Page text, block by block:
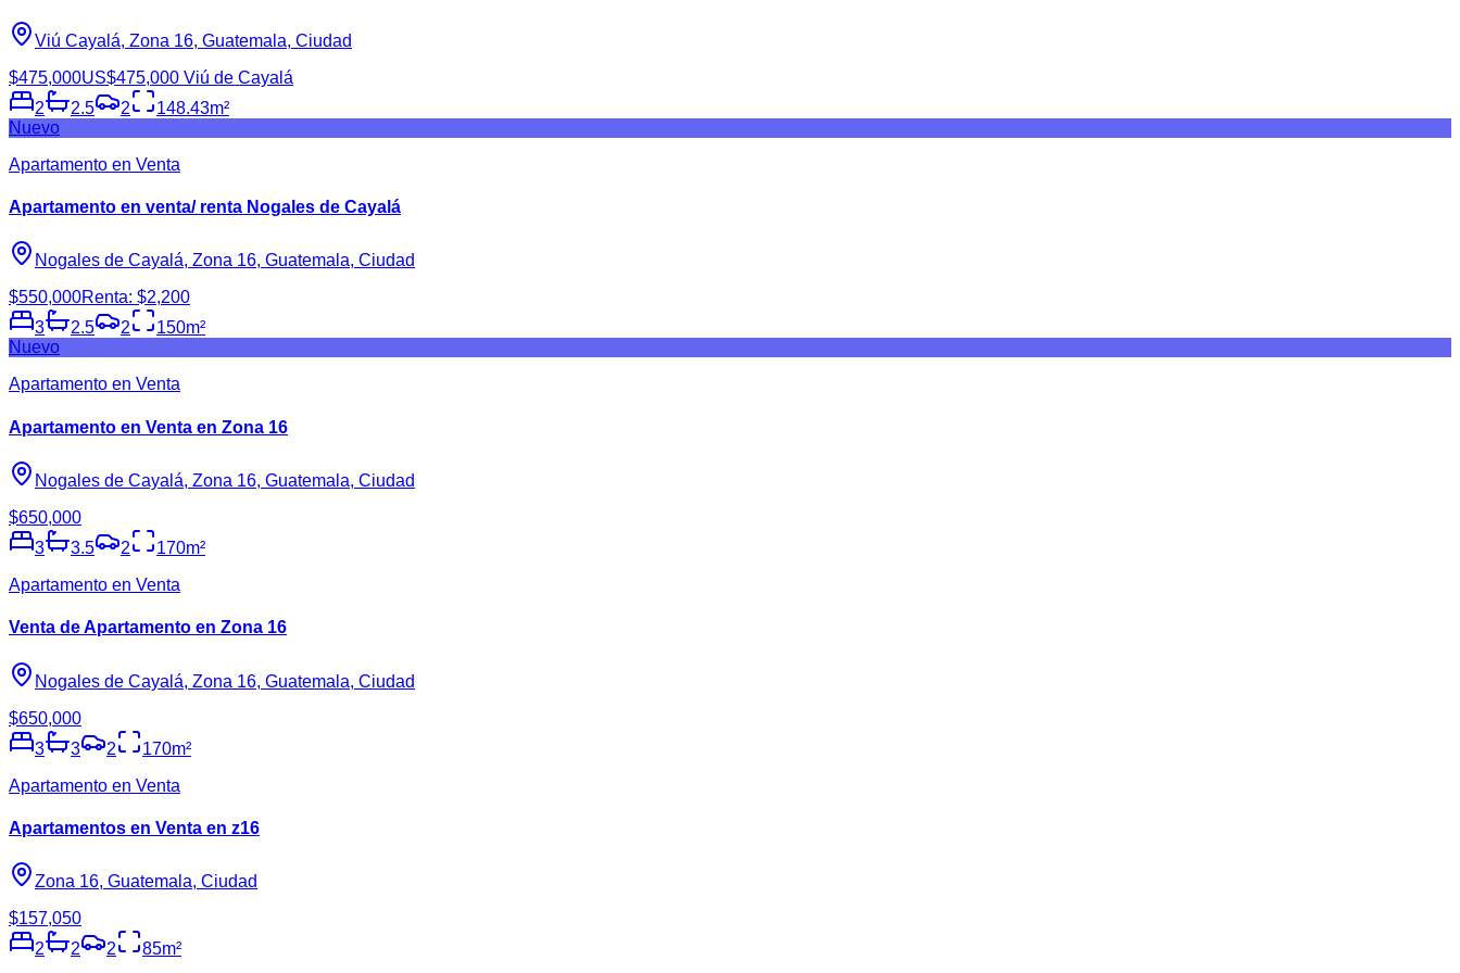
Viú Cayalá, Zona 16, Guatemala, Ciudad
$475,000US$475,000 Viú de Cayalá
2
2.5 2 148.43m²
Nuevo
Apartamento en Venta
Apartamento en venta/ renta Nogales de Cayalá
Nogales de Cayalá, Zona 16, Guatemala, Ciudad
$550,000Renta: $2,200
3
2.5 2 150m²
Nuevo
Apartamento en Venta
Apartamento en Venta en Zona 16
Nogales de Cayalá, Zona 16, Guatemala, Ciudad
$650,000
3
3.5 2 170m²
Apartamento en Venta
Venta de Apartamento en Zona 16
Nogales de Cayalá, Zona 16, Guatemala, Ciudad
$650,000
3
3 2 170m²
Apartamento en Venta
Apartamentos en Venta en z16
Zona 16, Guatemala, Ciudad
$157,050
2
2 2 85m²